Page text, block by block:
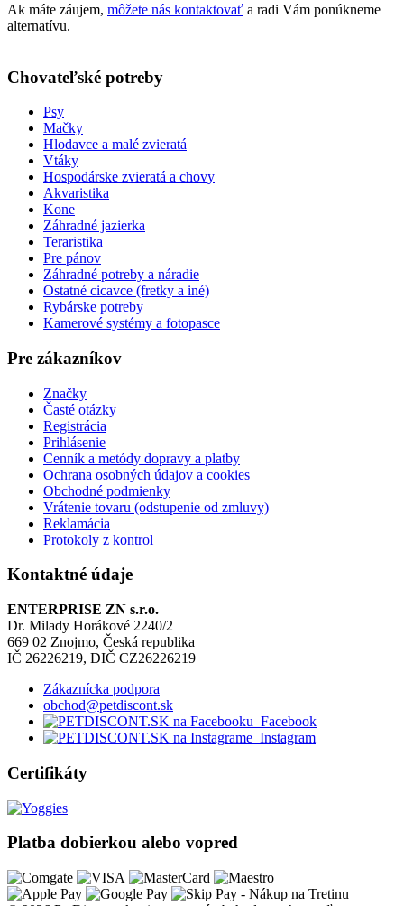
Ak máte záujem, môžete nás kontaktovať a radi Vám ponúkneme
alternatívu.
Chovateľské potreby
Psy
Mačky
Hlodavce a malé zvieratá
Vtáky
Hospodárske zvieratá a chovy
Akvaristika
Kone
Záhradné jazierka
Teraristika
Pre pánov
Záhradné potreby a náradie
Ostatné cicavce (fretky a iné)
Rybárske potreby
Kamerové systémy a fotopasce
Pre zákazníkov
Značky
Časté otázky
Registrácia
Prihlásenie
Cenník a metódy dopravy a platby
Ochrana osobných údajov a cookies
Obchodné podmienky
Vrátenie tovaru (odstupenie od zmluvy)
Reklamácia
Protokoly z kontrol
Kontaktné údaje
ENTERPRISE ZN s.r.o.
Dr. Milady Horákové 2240/2
669 02 Znojmo, Česká republika
IČ 26226219, DIČ CZ26226219
Zákaznícka podpora
obchod@petdiscont.sk
Facebook
Instagram
Certifikáty
Platba dobierkou alebo vopred